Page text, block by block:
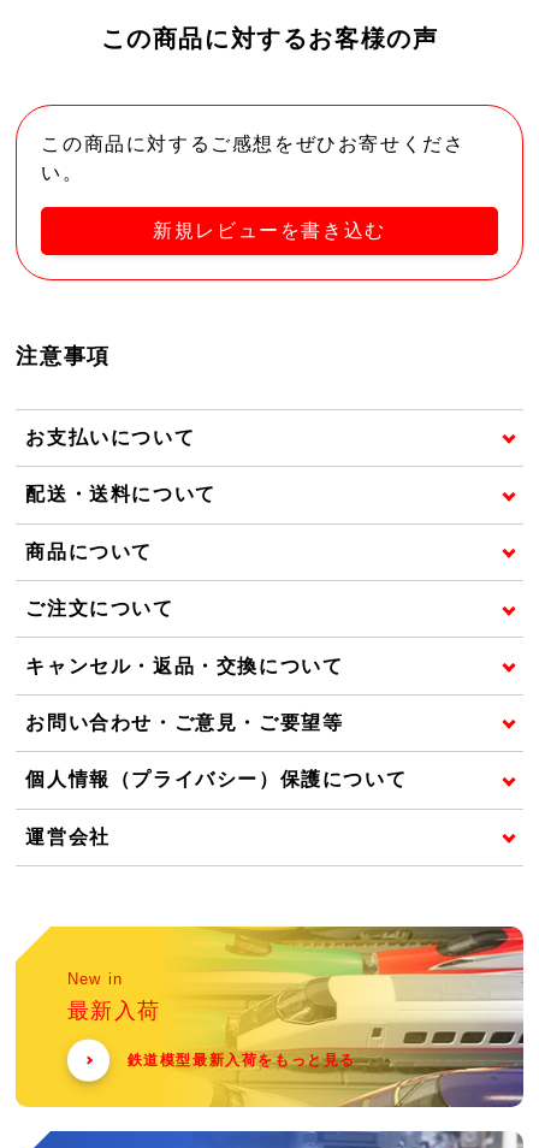
この商品に対するお客様の声
この商品に対するご感想をぜひお寄せくださ
い。
新規レビューを書き込む
注意事項
お支払いについて
配送・送料について
商品について
ご注文について
キャンセル・返品・交換について
お問い合わせ・ご意見・ご要望等
個人情報（プライバシー）保護について
運営会社
New in
最新入荷
鉄道模型最新入荷をもっと見る